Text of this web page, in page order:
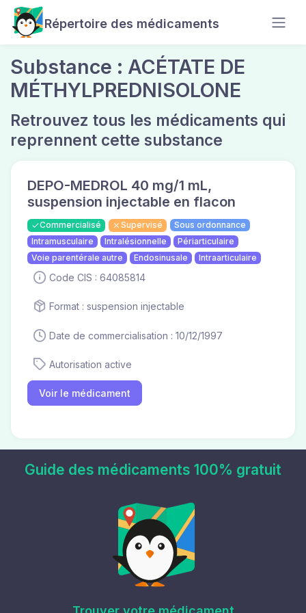
Répertoire des médicaments
Substance : ACÉTATE DE
MÉTHYLPREDNISOLONE
Retrouvez tous les médicaments qui
reprennent cette substance
DEPO-MEDROL 40 mg/1 mL,
suspension injectable en flacon
Commercialisé Supervisé
Sous ordonnance
Intramusculaire
Intralésionnelle
Périarticulaire
Voie parentérale autre
Endosinusale Intraarticulaire
Code CIS : 64085814
Format : suspension injectable
Date de commercialisation : 10/12/1997
Autorisation active
Voir le médicament
Guide des médicaments 100% gratuit